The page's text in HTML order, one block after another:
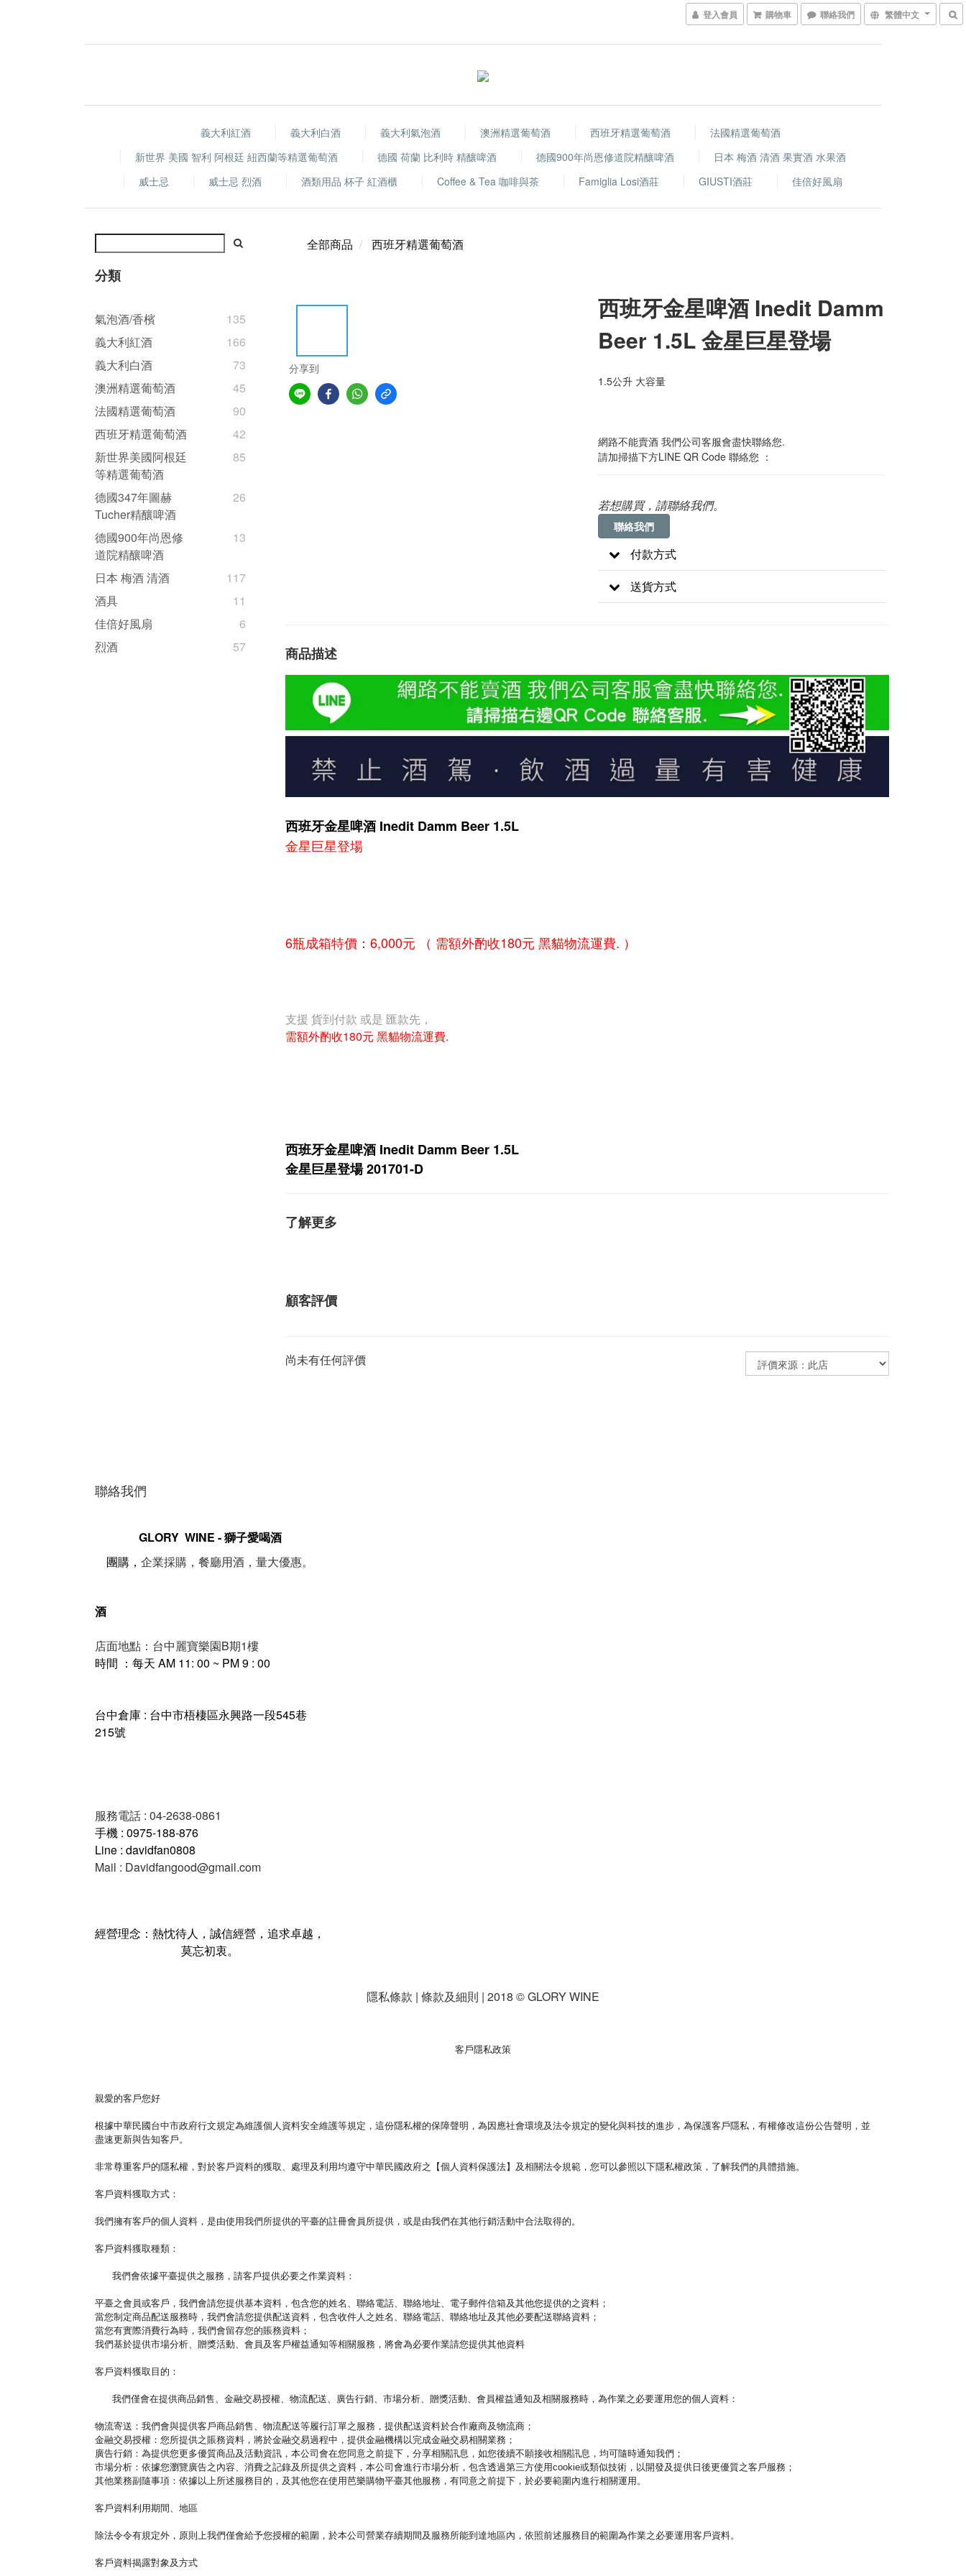
登入會員 購物車 聯絡我們 繁體中文
義大利紅酒 義大利白酒 義大利氣泡酒 澳洲精選葡萄酒 西班牙精選葡萄酒
法國精選葡萄酒
新世界 美國 智利 阿根廷 紐西蘭等精選葡萄酒
德國 荷蘭 比利時 精釀啤酒 德國900年尚恩修道院精釀啤酒
日本 梅酒 清酒 果實酒 水果酒
威士忌
威士忌 烈酒 酒類用品 杯子 紅酒櫃 Coffee & Tea 咖啡與茶 Famiglia Losi酒莊 GIUSTI酒莊 佳倍好風扇
分類
氣泡酒/香檳
135
義大利紅酒
166
義大利白酒
73
澳洲精選葡萄酒
45
法國精選葡萄酒
90
西班牙精選葡萄酒
42
新世界美國阿根廷
等精選葡萄酒
85
德國347年圖赫
Tucher精釀啤酒
26
德國900年尚恩修
道院精釀啤酒
13
日本 梅酒 清酒
117
酒具
11
佳倍好風扇
6
烈酒
57
全部商品 西班牙精選葡萄酒
分享到
西班牙金星啤酒 Inedit Damm
Beer 1.5L 金星巨星登場
1.5公升 大容量
網路不能賣酒 我們公司客服會盡快聯絡您.
請加掃描下方LINE QR Code 聯絡您 ：
若想購買，請聯絡我們。
聯絡我們
付款方式
送貨方式
商品描述
西班牙金星啤酒 Inedit Damm Beer 1.5L
金星巨星登場
6瓶成箱特價：6,000元 （ 需額外酌收180元 黑貓物流運費. ）
支援 貨到付款 或是 匯款先，
需額外酌收180元 黑貓物流運費.
西班牙金星啤酒 Inedit Damm Beer 1.5L
金星巨星登場 201701-D
了解更多
顧客評價
尚未有任何評價
聯絡我們
GLORY WINE - 獅子愛喝酒
團購， 企業採購，餐廳用酒，量大優惠。
酒
店面地點：台中麗寶樂園B期1樓
時間 ：每天 AM 11: 00 ~ PM 9 : 00
台中倉庫 : 台中市梧棲區永興路一段545巷
215號
服務電話 : 04-2638-0861
手機 : 0975-188-876
Line : davidfan0808
Mail : Davidfangood@gmail.com
經營理念：熱忱待人，誠信經營，追求卓越，
莫忘初衷。
隱私條款 | 條款及細則 | 2018 © GLORY WINE
客戶隱私政策
親愛的客戶您好
根據中華民國台中市政府行文規定為維護個人資料安全維護等規定，這份隱私權的保障聲明，為因應社會環境及法令規定的變化與科技的進步，為保護客戶隱私，有權修改這份公告聲明，並
盡速更新與告知客戶。
非常尊重客戶的隱私權，對於客戶資料的獲取、處理及利用均遵守中華民國政府之【個人資料保護法】及相關法令規範，您可以參照以下隱私權政策，了解我們的具體措施。
客戶資料獲取方式：
我們擁有客戶的個人資料，是由使用我們所提供的平臺的註冊會員所提供，或是由我們在其他行銷活動中合法取得的。
客戶資料獲取種類：
我們會依據平臺提供之服務，請客戶提供必要之作業資料：
平臺之會員或客戶，我們會請您提供基本資料，包含您的姓名、聯絡電話、聯絡地址、電子郵件信箱及其他您提供的之資料；
當您制定商品配送服務時，我們會請您提供配送資料，包含收件人之姓名、聯絡電話、聯絡地址及其他必要配送聯絡資料；
當您有實際消費行為時，我們會留存您的賬務資料；
我們基於提供市場分析、贈獎活動、會員及客戶權益通知等相關服務，將會為必要作業請您提供其他資料
客戶資料獲取目的：
我們僅會在提供商品銷售、金融交易授權、物流配送、廣告行銷、市場分析、贈獎活動、會員權益通知及相關服務時，為作業之必要運用您的個人資料：
物流寄送：我們會與提供客戶商品銷售、物流配送等履行訂單之服務，提供配送資料於合作廠商及物流商；
金融交易授權：您所提供之賬務資料，將於金融交易過程中，提供金融機構以完成金融交易相關業務；
廣告行銷：為提供您更多優質商品及活動資訊，本公司會在您同意之前提下，分享相關訊息，如您後續不願接收相關訊息，均可隨時通知我們；
市場分析：依據您瀏覽廣告之內容、消費之記錄及所提供之資料，本公司會進行市場分析，包含透過第三方使用cookie或類似技術，以開發及提供日後更優質之客戶服務；
其他業務副隨事項：依據以上所述服務目的，及其他您在使用芭樂購物平臺其他服務，有同意之前提下，於必要範圍內進行相關運用。
客戶資料利用期間、地區
除法令令有規定外，原則上我們僅會給予您授權的範圍，於本公司營業存續期間及服務所能到達地區內，依照前述服務目的範圍為作業之必要運用客戶資料。
客戶資料揭露對象及方式